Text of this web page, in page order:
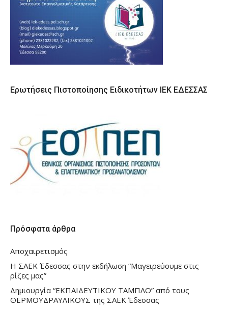
Ερωτήσεις Πιστοποίησης Ειδικοτήτων ΙΕΚ ΕΔΕΣΣΑΣ
Πρόσφατα άρθρα
Αποχαιρετισμός
Η ΣΑΕΚ Έδεσσας στην εκδήλωση “Μαγειρεύουμε στις
ρίζες μας”
Δημιουργία “ΕΚΠΑΙΔΕΥΤΙΚΟΥ ΤΑΜΠΛΟ” από τους
ΘΕΡΜΟΥΔΡΑΥΛΙΚΟΥΣ της ΣΑΕΚ Έδεσσας